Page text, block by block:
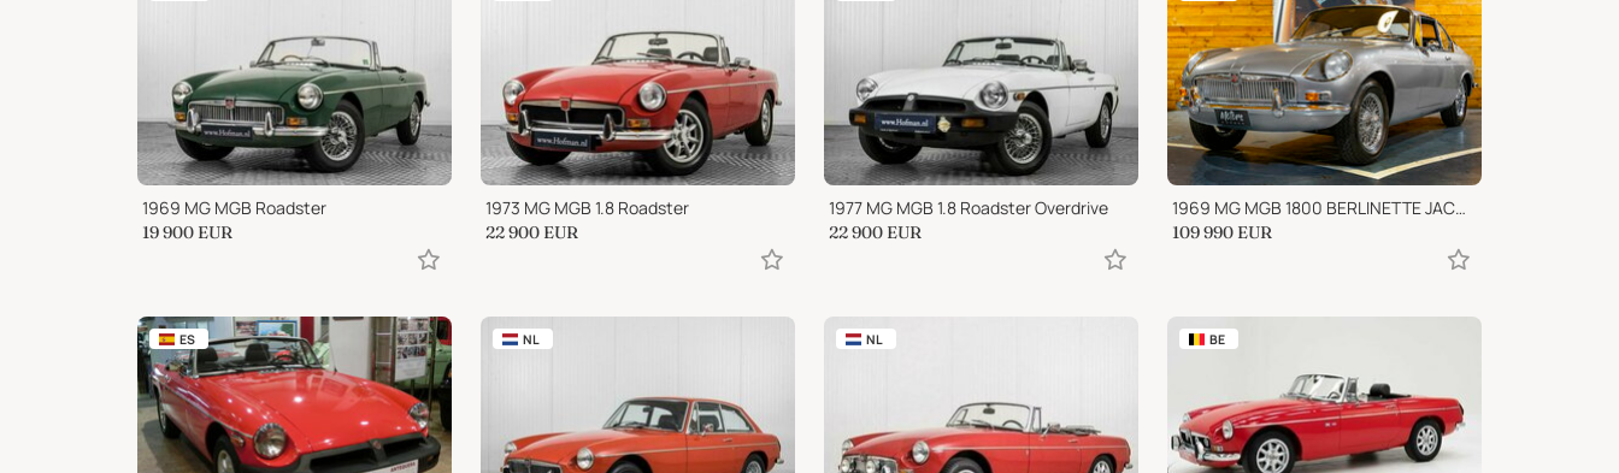
1969 MG MGB Roadster
19 900 EUR
1973 MG MGB 1.8 Roadster
22 900 EUR
1977 MG MGB 1.8 Roadster Overdrive
22 900 EUR
1969 MG MGB 1800 BERLINETTE JACQUES COUNE
109 990 EUR
ES NL NL BE